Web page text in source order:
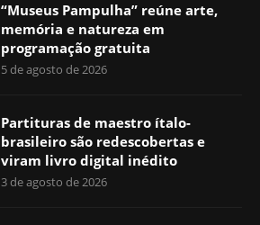
“Museus Pampulha” reúne arte,
memória e natureza em
programação gratuita
5 de agosto de 2026
Partituras de maestro ítalo-
brasileiro são redescobertas e
viram livro digital inédito
3 de agosto de 2026